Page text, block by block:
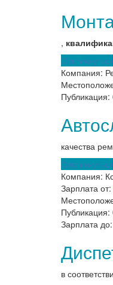
,
Откликнуться
Компания:
Публикация:
качества
Откликнуться
Компания:
Зарплата от:
Публикация:
Зарплата до:
в